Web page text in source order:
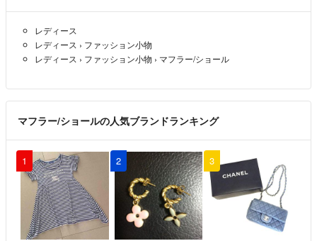
レディース
レディース › ファッション小物
レディース › ファッション小物 › マフラー/ショール
マフラー/ショールの人気ブランドランキング
1 2 3